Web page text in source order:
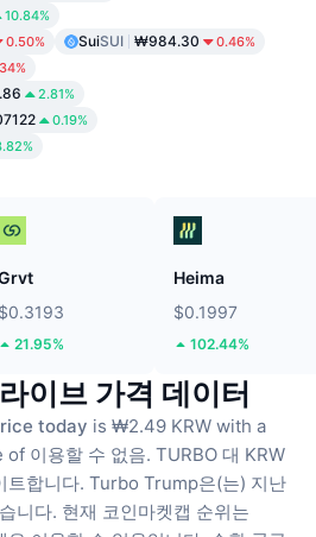
10.84%
0.50% SuiSUI ₩984.30 0.46%
2.81%
0.19%
$0.3193
21.95%
Heima
$0.1997
102.44%
이브 가격 데이터
today is ₩2.49 KRW with a
이용할 수 없음. TURBO 대 KRW
트합니다. Turbo Trump은(는) 지난
니다. 현재 코인마켓캡 순위는